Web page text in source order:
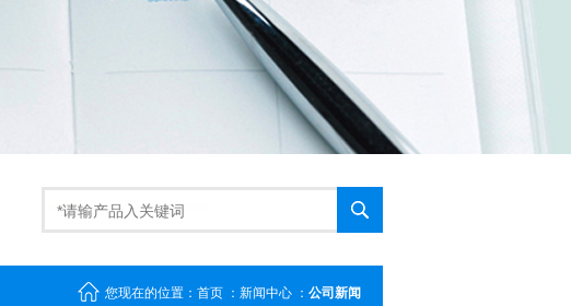
您现在的位置： 首页 ： 新闻中心 ： 公司新闻